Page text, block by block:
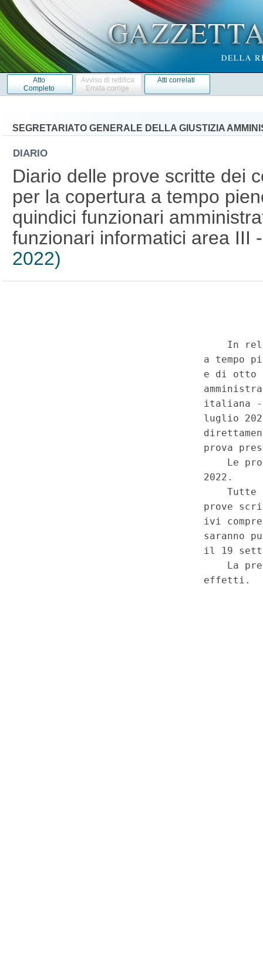
Atto
Completo
Avviso di rettifica
Errata corrige
Atti correlati
SEGRETARIATO GENERALE DELLA GIUSTIZIA
DIARIO
Diario delle prove scritte dei
per la copertura a tempo
quindici funzionari
funzionari informatici area III
2022)